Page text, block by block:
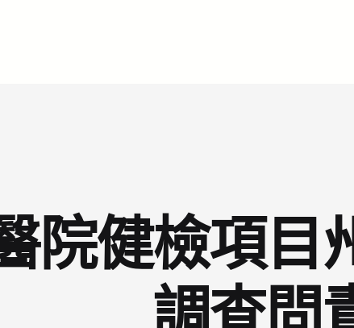
院健檢項目